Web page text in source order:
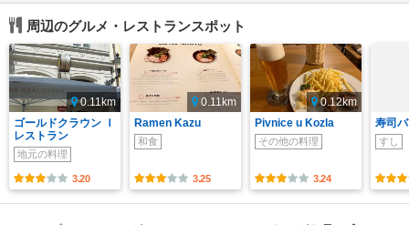
周辺のグルメ・レストランスポット
0.11km
ゴールドクラウン Ｉ
レストラン
地元の料理
3.20
0.11km
Ramen Kazu
和食
3.25
0.12km
Pivnice u Kozla
その他の料理
3.24
寿司
すし